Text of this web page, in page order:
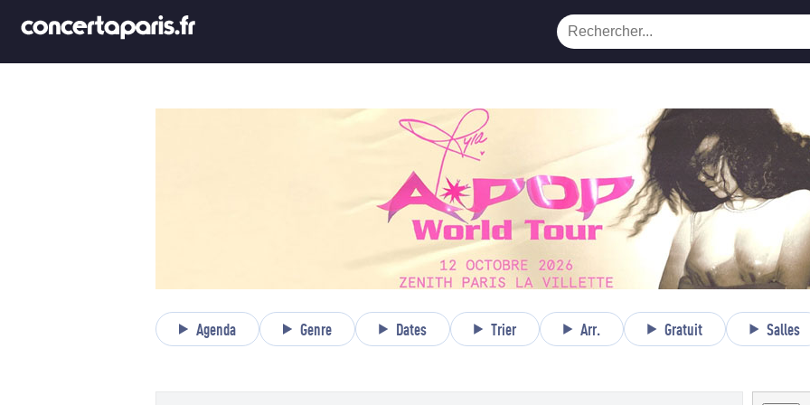
Agenda Genre Dates Trier Arr. Gratuit Salles